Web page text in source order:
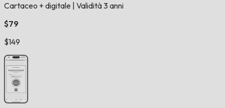
Cartaceo + digitale Validità 3 anni
$79
$149